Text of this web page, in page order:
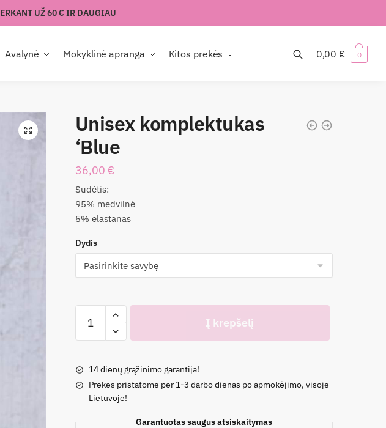
UŽ 60 € IR DAUGIAU
Avalynė Mokyklinė apranga Kitos prekės 0,00 € 0
🔍
Unisex komplektukas
‘Blue
36,00 €
Sudėtis:
95% medvilnė
5% elastanas
Dydis
produkto
kiekis:
Unisex
'Blue
Į krepšelį
14 dienų grąžinimo garantija!
Prekes pristatome per 1-3 darbo dienas po apmokėjimo, visoje
Lietuvoje!
Garantuotas saugus atsiskaitymas